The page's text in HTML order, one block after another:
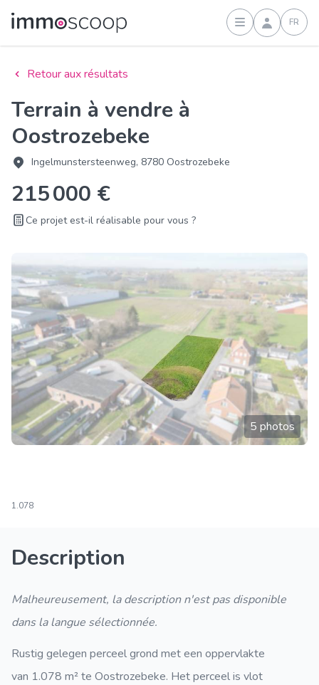
Connexion
FR
Retour aux résultats
Terrain à vendre à
Oostrozebeke
Ingelmunstersteenweg, 8780 Oostrozebeke
215 000 €
Ce projet est-il réalisable pour vous ?
5 photos
1.078
Description
Malheureusement, la description n'est pas disponible
dans la langue sélectionnée.
Rustig gelegen perceel grond met een oppervlakte
van 1.078 m² te Oostrozebeke. Het perceel is vlot